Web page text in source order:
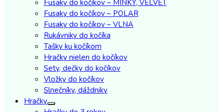
Fusaky do kočíkov – MINKY, VELVET
Fusaky do kočíkov – POLAR
Fusaky do kočíkov – VLNA
Rukávniky do kočíka
Tašky ku kočíkom
Hračky nielen do kočíkov
Sety, dečky do kočíkov
Vložky do kočíkov
Slnečníky, dáždniky
Hračky